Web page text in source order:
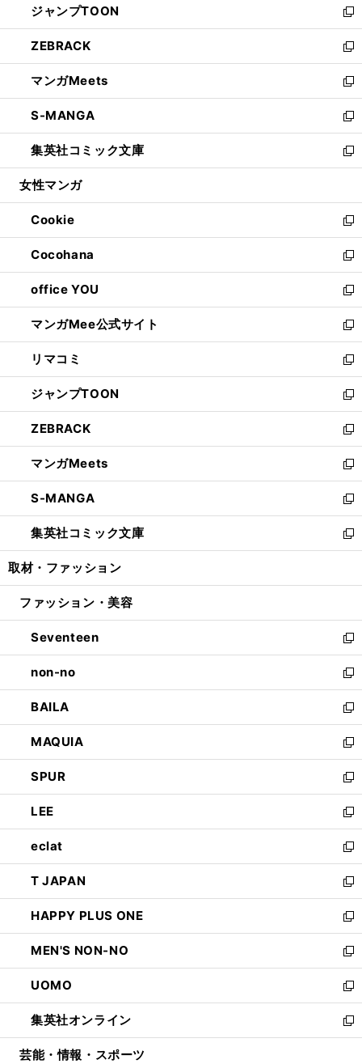
く
で
開
く
ド
ウ
で
開
く
ィ
ン
ド
ウ
で
開
く
い
ウ
ィ
ン
ド
ウ
で
開
く
ジャンプTOON
新
し
い
ウ
ィ
ン
ド
ウ
で
開
ZEBRACK
新
し
い
ウ
ィ
ン
ド
ウ
開
く
マンガMeets
新
し
い
ウ
ィ
ン
ウ
で
開
く
S-MANGA
新
し
い
ウ
ン
ド
ウ
で
開
く
集英社コミック文庫
新
し
ウ
ィ
ン
ド
ウ
で
開
く
女性マンガ
Cookie
新
し
い
ウ
ィ
ン
ド
ウ
で
開
く
Cocohana
新
し
い
ウ
ィ
ン
ド
ウ
で
開
く
office YOU
新
し
い
ウ
ィ
ン
ド
ウ
で
開
く
マンガMee公式サイト
新
し
い
ウ
ィ
ン
ド
ウ
で
開
く
リマコミ
新
し
い
ウ
ィ
ン
ド
ウ
で
開
く
ジャンプTOON
新
し
い
ウ
ィ
ン
ド
ウ
で
開
ZEBRACK
新
し
い
ウ
ィ
ン
ド
ウ
開
マンガMeets
新
し
い
ウ
ィ
ン
ウ
開
く
S-MANGA
新
し
い
ウ
ン
ウ
で
開
く
集英社コミック文庫
新
し
ウ
ン
ド
ウ
で
開
く
取材・ファッション
ファッション・美容
Seventeen
新
し
い
ウ
ィ
ン
ド
ウ
で
開
く
non-no
新
し
い
ウ
ィ
ン
ド
ウ
で
開
く
BAILA
新
し
い
ウ
ィ
ン
ド
ウ
で
開
く
MAQUIA
新
し
い
ウ
ィ
ン
ド
ウ
で
開
く
SPUR
新
し
い
ウ
ィ
ン
ド
ウ
で
開
く
LEE
新
し
い
ウ
ィ
ン
ド
ウ
で
開
く
eclat
新
し
い
ウ
ィ
ン
ド
ウ
で
開
く
T JAPAN
新
し
い
ウ
ィ
ン
ド
ウ
で
開
HAPPY PLUS ONE
新
し
い
ウ
ィ
ン
ド
ウ
MEN'S NON-NO
新
し
い
ウ
ィ
ン
UOMO
新
し
い
ウ
集英社オンライン
新
し
芸能・情報・スポーツ